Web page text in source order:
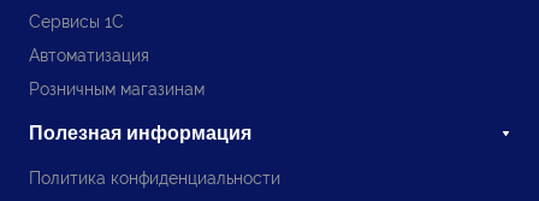
Сервисы 1С
Автоматизация
Розничным магазинам
Полезная информация
Политика конфиденциальности